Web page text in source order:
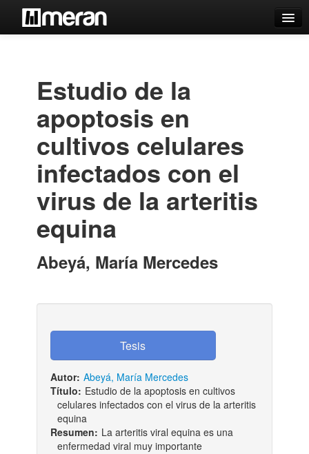
Estantes Virtuales
Contacto
Iniciar sesión
Estudio de la
apoptosis en
cultivos celulares
infectados con el
virus de la arteritis
equina
Abeyá, María Mercedes
Autor: Abeyá, María Mercedes
Título: Estudio de la apoptosis en cultivos
celulares infectados con el virus de la arteritis
equina
Resumen: La arteritis viral equina es una
enfermedad viral muy importante